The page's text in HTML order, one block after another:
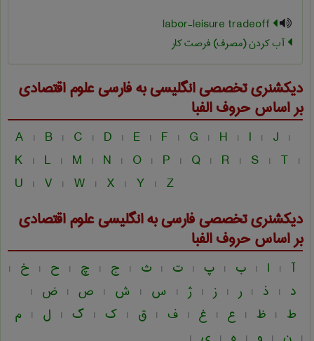
آب کردن (مصرف) فرصت کار
دیکشنری تخصصی انگلیسی به فارسیعلوم اقتصادی
بر اساس حروف الفبا
A | B | C | D | E | F | G | H | I | J |
K | L | M | N | O | P | Q | R | S | T |
U | V | W | X | Y | Z
دیکشنری تخصصی فارسی به انگلیسیعلوم اقتصادی
بر اساس حروف الفبا
آ | ا | ب | پ | ت | ث | ج | چ | ح | خ |
د | ذ | ر | ز | ژ | س | ش | ص | ض |
ط | ظ | ع | غ | ف | ق | ک | گ | ل | م